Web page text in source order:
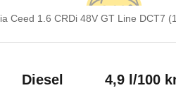
Ceed 1.6 CRDi 48V GT Line DCT7
Diesel 4,9 l/100